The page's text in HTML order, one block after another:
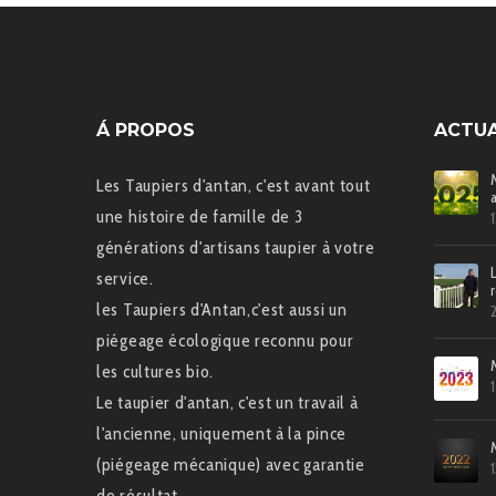
Á PROPOS
Les Taupiers d'antan, c'est avant tout
une histoire de famille de 3
générations d'artisans taupier à votre
service.
les Taupiers d'Antan,c'est aussi un
piégeage écologique reconnu pour
les cultures bio.
Le taupier d'antan, c'est un travail à
l'ancienne, uniquement à la pince
(piégeage mécanique) avec garantie